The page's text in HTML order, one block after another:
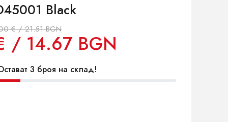
Black
€ / 21.51 BGN
/ 14.67 BGN
3 броя на склад!